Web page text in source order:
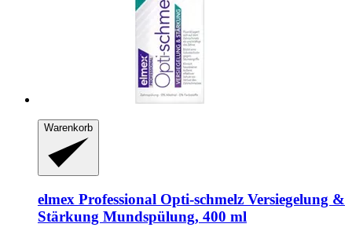
Warenkorb
elmex Professional Opti-​schmelz Versiegelung &
Stärkung Mundspülung, 400 ml